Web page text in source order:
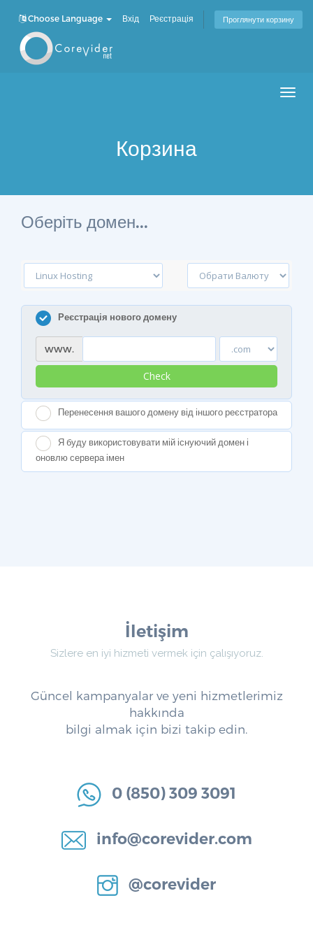
Choose Language Вхід Реєстрація Проглянути корзину
Корзина
Оберіть домен...
Реєстрація нового домену
www.
Check
Перенесення вашого домену від іншого реєстратора
Я буду використовувати мій існуючий домен і
оновлю сервера імен
İletişim
Sizlere en iyi hizmeti vermek için çalışıyoruz.
Güncel kampanyalar ve yeni hizmetlerimiz
hakkında
bilgi almak için bizi takip edin.
0 (850) 309 3091
info@corevider.com
@corevider